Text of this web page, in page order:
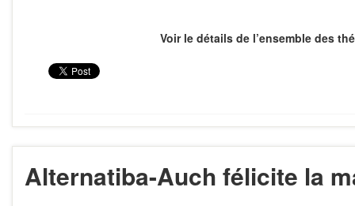
Voir le détails de l’ensemble des
Alternatiba-Auch félicite la